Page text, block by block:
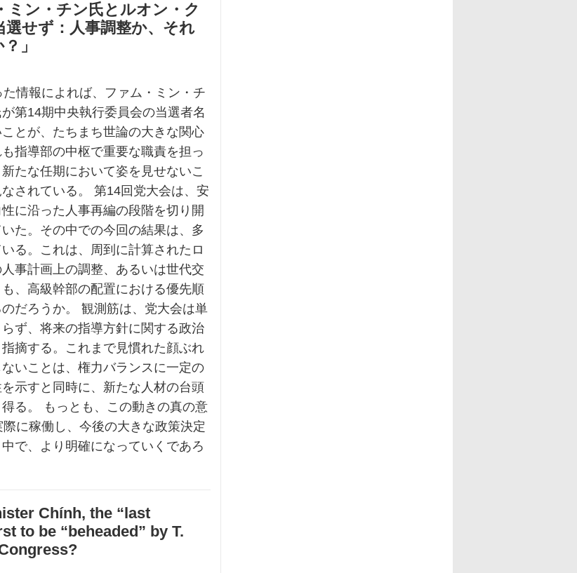
ミン・チン氏とルオン・ク
選せず：人事調整か、それ
」
情報によれば、ファム・ミン・チ
第14期中央執行委員会の当選者名
とが、たちまち世論の大きな関心
指導部の中枢で重要な職責を担っ
たな任期において姿を見せないこ
されている。 第14回党大会は、安
に沿った人事再編の段階を切り開
た。その中での今回の結果は、多
る。これは、周到に計算されたロ
事計画上の調整、あるいは世代交
、高級幹部の配置における優先順
だろうか。 観測筋は、党大会は単
ず、将来の指導方針に関する政治
摘する。これまで見慣れた顔ぶれ
いことは、権力バランスに一定の
示すと同時に、新たな人材の台頭
る。 もっとも、この動きの真の意
に稼働し、今後の大きな政策決定
で、より明確になっていくであろ
Chính, the “last
to be “beheaded” by T.